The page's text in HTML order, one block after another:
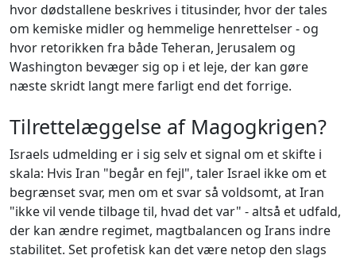
hvor dødstallene beskrives i titusinder, hvor der tales
om kemiske midler og hemmelige henrettelser - og
hvor retorikken fra både Teheran, Jerusalem og
Washington bevæger sig op i et leje, der kan gøre
næste skridt langt mere farligt end det forrige.
Tilrettelæggelse af Magogkrigen?
Israels udmelding er i sig selv et signal om et skifte i
skala: Hvis Iran "begår en fejl", taler Israel ikke om et
begrænset svar, men om et svar så voldsomt, at Iran
"ikke vil vende tilbage til, hvad det var" - altså et udfald,
der kan ændre regimet, magtbalancen og Irans indre
stabilitet. Set profetisk kan det være netop den slags